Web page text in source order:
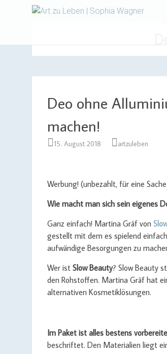
Deo ohne
machen!
15. August 2018 artzuleben
Werbung! (unbezahlt, für eine
Wie macht man sich sein eigenes
Ganz einfach! Martina Gräf von
gestellt mit dem es spielend
aufwändige Besorgungen zu
Wer ist Slow Beauty? Slow Beauty
den Rohstoffen. Martina Gräf hat
alternativen Kosmetiklösungen.
Im Paket ist alles bestens
beschriftet. Den Materialien liegt